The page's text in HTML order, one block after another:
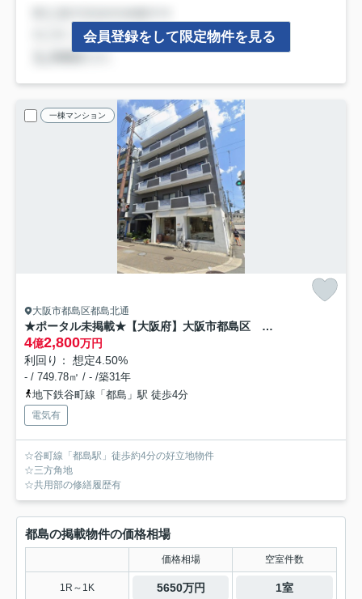
会員登録をして限定物件を見る
一棟マンション
大阪市都島区都島北通
★ポータル未掲載★【大阪府】大阪市都島区 1棟収益売りマンション 「都島駅」徒歩４分！ クレスト都島
4億2,800万円
利回り： 想定4.50%
- / 749.78㎡ / - /築31年
地下鉄谷町線「都島」駅 徒歩4分
電気有
☆谷町線「都島駅」徒歩約4分の好立地物件
☆三方角地
☆共用部の修繕履歴有
都島の掲載物件の価格相場
価格相場 空室件数
1R～1K 5650万円 1室